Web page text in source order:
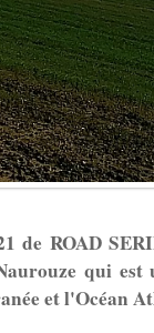
de ROAD
qui
et l'Océan